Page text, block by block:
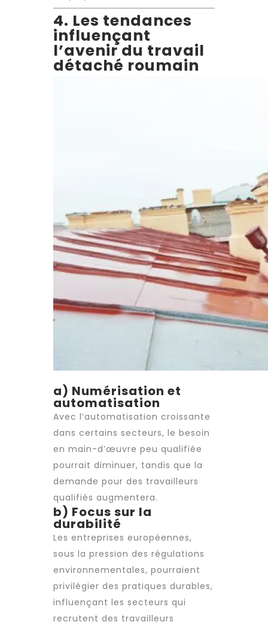
4. Les tendances
influençant
l’avenir du travail
détaché roumain
a) Numérisation et
automatisation
Avec l’automatisation croissante
dans certains secteurs, le besoin
en main-d’œuvre peu qualifiée
pourrait diminuer, tandis que la
demande pour des travailleurs
qualifiés augmentera.
b) Focus sur la
durabilité
Les entreprises européennes,
sous la pression des régulations
environnementales, pourraient
privilégier des pratiques durables,
influençant les secteurs qui
recrutent des travailleurs